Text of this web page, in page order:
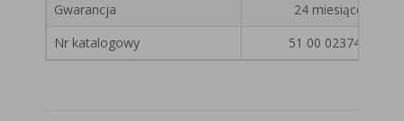
Gwarancja
24 miesiące
Nr katalogowy
51 00 023740